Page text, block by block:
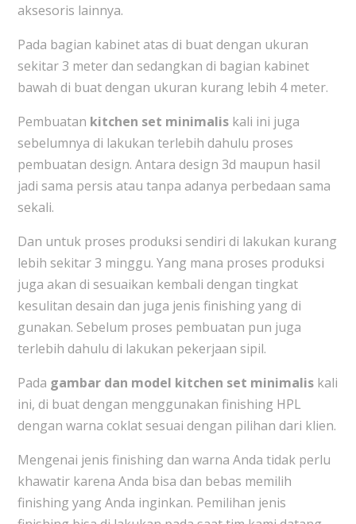
aksesoris lainnya.
Pada bagian kabinet atas di buat dengan ukuran
sekitar 3 meter dan sedangkan di bagian kabinet
bawah di buat dengan ukuran kurang lebih 4 meter.
Pembuatan kitchen set minimaliskali ini juga
sebelumnya di lakukan terlebih dahulu proses
pembuatan design. Antara design 3d maupun hasil
jadi sama persis atau tanpa adanya perbedaan sama
sekali.
Dan untuk proses produksi sendiri di lakukan kurang
lebih sekitar 3 minggu. Yang mana proses produksi
juga akan di sesuaikan kembali dengan tingkat
kesulitan desain dan juga jenis finishing yang di
gunakan. Sebelum proses pembuatan pun juga
terlebih dahulu di lakukan pekerjaan sipil.
Pada gambar dan model kitchen set minimaliskali
ini, di buat dengan menggunakan finishing HPL
dengan warna coklat sesuai dengan pilihan dari klien.
Mengenai jenis finishing dan warna Anda tidak perlu
khawatir karena Anda bisa dan bebas memilih
finishing yang Anda inginkan. Pemilihan jenis